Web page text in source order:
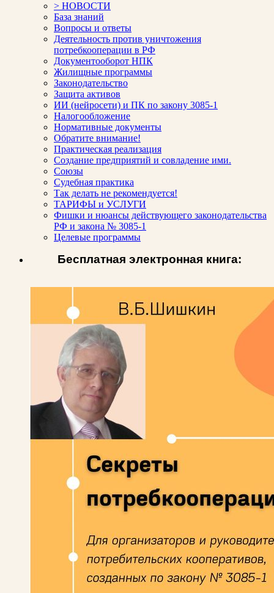
> НОВОСТИ
База знаний
Вопросы и ответы
Деятельность против уничтожения
потребкооперации в РФ
Документооборот НПК
Жилищные программы
Законодательство
Защита активов
ИИ (нейросети) и ПК по закону 3085-1
Налогообложение
Нормативные документы
Обратите внимание!
Практическая реализация
Создание предприятий и совладение ими.
Союзы
Судебная практика
Так делать не рекомендуется!
ТАРИФЫ и УСЛУГИ
Фишки и нюансы действующего законодательства
РФ и закона № 3085-1
Целевые программы
Бесплатная электронная книга: